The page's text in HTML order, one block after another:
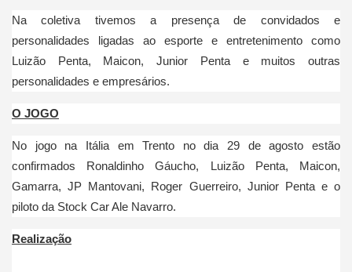
Na coletiva tivemos a presença de convidados e
personalidades ligadas ao esporte e entretenimento como
Luizão Penta, Maicon, Junior Penta e muitos outras
personalidades e empresários.
O JOGO
No jogo na Itália em Trento no dia 29 de agosto estão
confirmados Ronaldinho Gáucho, Luizão Penta, Maicon,
Gamarra, JP Mantovani, Roger Guerreiro, Junior Penta e o
piloto da Stock Car Ale Navarro.
Realização